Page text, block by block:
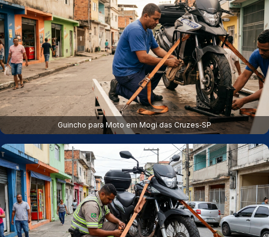
Guincho para Moto em Mogi das Cruzes‑SP